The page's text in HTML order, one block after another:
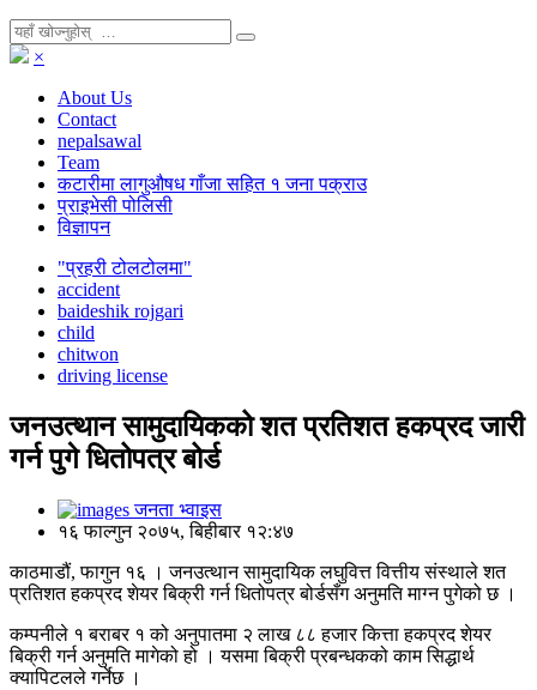
×
About Us
Contact
nepalsawal
Team
कटारीमा लागुऔषध गाँजा सहित १ जना पक्राउ
प्राइभेसी पोलिसी
विज्ञापन
"प्रहरी टोलटोलमा"
accident
baideshik rojgari
child
chitwon
driving license
जनउत्थान सामुदायिकको शत प्रतिशत हकप्रद जारी
गर्न पुगे धितोपत्र बोर्ड
जनता भ्वाइस
१६ फाल्गुन २०७५, बिहीबार १२:४७
काठमाडौं, फागुन १६ । जनउत्थान सामुदायिक लघुवित्त वित्तीय संस्थाले शत
प्रतिशत हकप्रद शेयर बिक्री गर्न धितोपत्र बोर्डसँग अनुमति माग्न पुगेको छ ।
कम्पनीले १ बराबर १ को अनुपातमा २ लाख ८८ हजार कित्ता हकप्रद शेयर
बिक्री गर्न अनुमति मागेको हो । यसमा बिक्री प्रबन्धकको काम सिद्धार्थ
क्यापिटलले गर्नेछ ।